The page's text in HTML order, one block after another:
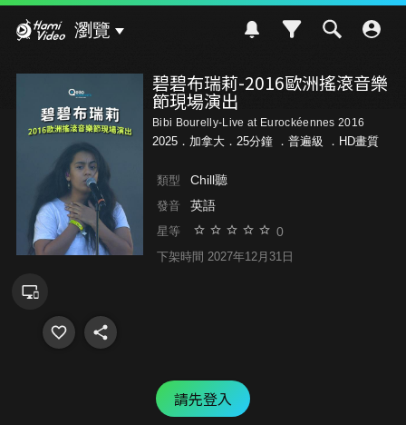
瀏覽
碧碧布瑞莉-2016歐洲搖滾音樂
節現場演出
Bibi Bourelly-Live at Eurockéennes 2016
2025．加拿大．25分鐘 ． 普遍級 ．HD畫質
類型 Chill聽
發音 英語
星等 0
下架時間 2027年12月31日
請先登入